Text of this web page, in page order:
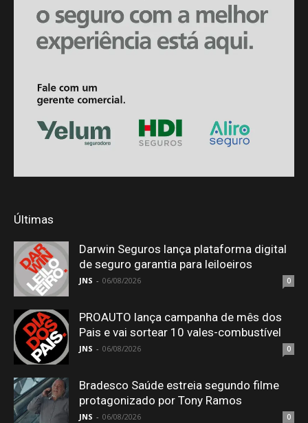
Últimas
Darwin Seguros lança plataforma digital
de seguro garantia para leiloeiros
JNS - 06/08/2026 0
PROAUTO lança campanha de mês dos
Pais e vai sortear 10 vales-combustível
JNS - 06/08/2026 0
Bradesco Saúde estreia segundo filme
protagonizado por Tony Ramos
JNS - 06/08/2026 0